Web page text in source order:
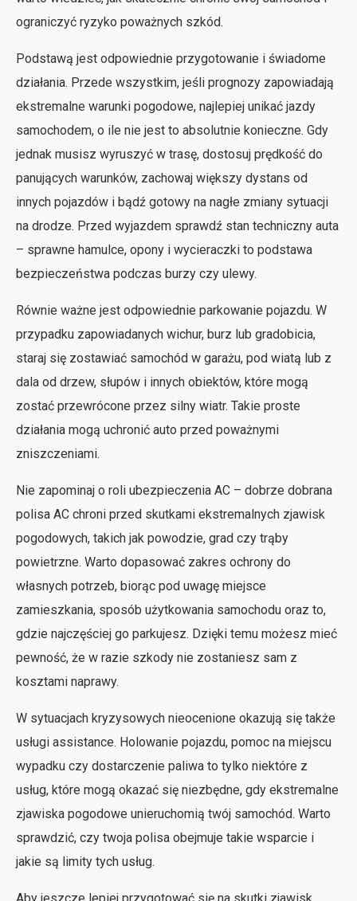
ograniczyć ryzyko poważnych szkód.
Podstawą jest odpowiednie przygotowanie i świadome
działania. Przede wszystkim, jeśli prognozy zapowiadają
ekstremalne warunki pogodowe, najlepiej unikać jazdy
samochodem, o ile nie jest to absolutnie konieczne. Gdy
jednak musisz wyruszyć w trasę, dostosuj prędkość do
panujących warunków, zachowaj większy dystans od
innych pojazdów i bądź gotowy na nagłe zmiany sytuacji
na drodze. Przed wyjazdem sprawdź stan techniczny auta
– sprawne hamulce, opony i wycieraczki to podstawa
bezpieczeństwa podczas burzy czy ulewy.
Równie ważne jest odpowiednie parkowanie pojazdu. W
przypadku zapowiadanych wichur, burz lub gradobicia,
staraj się zostawiać samochód w garażu, pod wiatą lub z
dala od drzew, słupów i innych obiektów, które mogą
zostać przewrócone przez silny wiatr. Takie proste
działania mogą uchronić auto przed poważnymi
zniszczeniami.
Nie zapominaj o roli ubezpieczenia AC – dobrze dobrana
polisa AC chroni przed skutkami ekstremalnych zjawisk
pogodowych, takich jak powodzie, grad czy trąby
powietrzne. Warto dopasować zakres ochrony do
własnych potrzeb, biorąc pod uwagę miejsce
zamieszkania, sposób użytkowania samochodu oraz to,
gdzie najczęściej go parkujesz. Dzięki temu możesz mieć
pewność, że w razie szkody nie zostaniesz sam z
kosztami naprawy.
W sytuacjach kryzysowych nieocenione okazują się także
usługi assistance. Holowanie pojazdu, pomoc na miejscu
wypadku czy dostarczenie paliwa to tylko niektóre z
usług, które mogą okazać się niezbędne, gdy ekstremalne
zjawiska pogodowe unieruchomią twój samochód. Warto
sprawdzić, czy twoja polisa obejmuje takie wsparcie i
jakie są limity tych usług.